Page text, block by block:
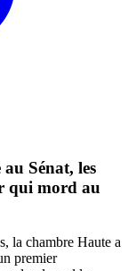
Sénat, les
qui mord au
la chambre Haute a
premier